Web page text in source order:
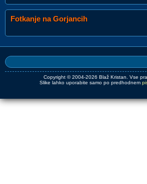
Fotkanje na Gorjancih
Copyright © 2004-2026 Blaž Kristan. Vse
Slike lahko uporabite samo po predhodnem